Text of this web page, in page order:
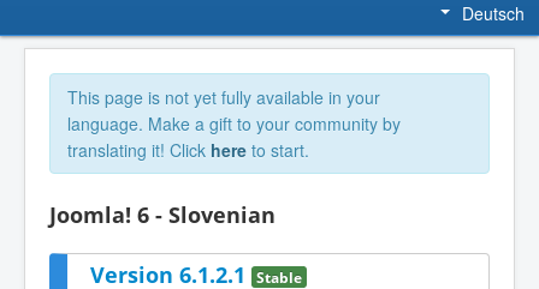
Deutsch
This page is not yet fully available in your
language. Make a gift to your community by
translating it! Click here to start.
Joomla! 6 - Slovenian
Version 6.1.2.1 Stable